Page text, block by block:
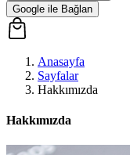
Google ile Bağlan
Anasayfa
Sayfalar
Hakkımızda
Hakkımızda